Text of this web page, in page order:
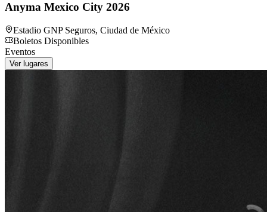
Anyma Mexico City 2026
Estadio GNP Seguros, Ciudad de México
Boletos Disponibles
Eventos
Ver lugares